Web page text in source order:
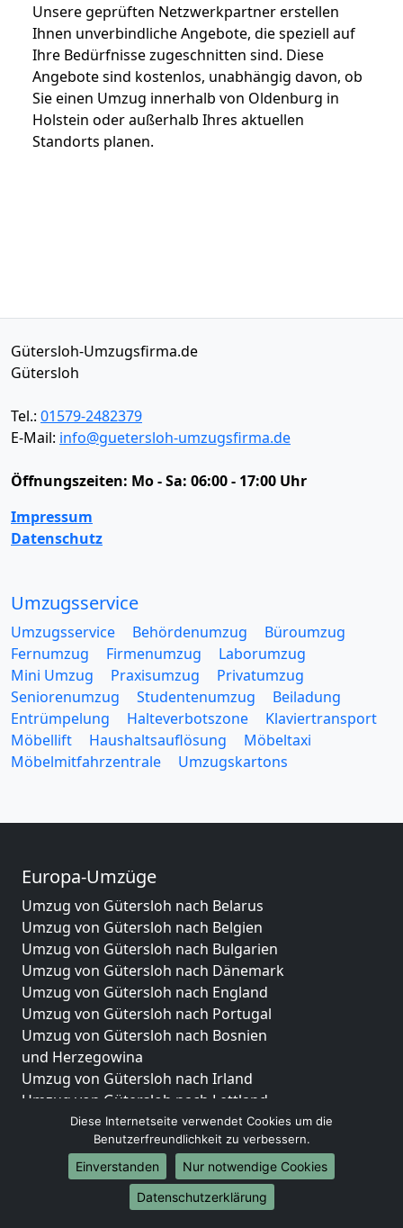
Unsere geprüften Netzwerkpartner erstellen
Ihnen unverbindliche Angebote, die speziell auf
Ihre Bedürfnisse zugeschnitten sind. Diese
Angebote sind kostenlos, unabhängig davon, ob
Sie einen Umzug innerhalb von Oldenburg in
Holstein oder außerhalb Ihres aktuellen
Standorts planen.
Gütersloh-Umzugsfirma.de
Gütersloh
Tel.: 01579-2482379
E-Mail: info@guetersloh-umzugsfirma.de
Öffnungszeiten: Mo - Sa: 06:00 - 17:00 Uhr
Impressum
Datenschutz
Umzugsservice
Umzugsservice Behördenumzug
Büroumzug
Fernumzug
Firmenumzug
Laborumzug
Mini Umzug
Praxisumzug
Privatumzug
Seniorenumzug
Studentenumzug
Beiladung
Entrümpelung
Halteverbotszone
Klaviertransport
Möbellift
Haushaltsauflösung
Möbeltaxi
Möbelmitfahrzentrale
Umzugskartons
Europa-Umzüge
Umzug von Gütersloh nach Belarus
Umzug von Gütersloh nach Belgien
Umzug von Gütersloh nach Bulgarien
Umzug von Gütersloh nach Dänemark
Umzug von Gütersloh nach England
Umzug von Gütersloh nach Portugal
Umzug von Gütersloh nach Bosnien
und Herzegowina
Umzug von Gütersloh nach Irland
Umzug von Gütersloh nach Lettland
Umzug von Gütersloh nach Zypern
Umzug von Gütersloh nach Kroatien
Umzug von Gütersloh nach Estland
Umzug von Gütersloh nach Finnland
Umzug von Gütersloh nach Frankreich
Diese Internetseite verwendet Cookies um die
Benutzerfreundlichkeit zu verbessern.
Einverstanden
Nur notwendige Cookies
Datenschutzerklärung